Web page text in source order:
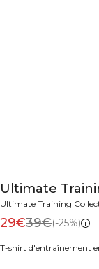
Ultimate
Ultimate Training
29€39€(-25%)
T-shirt d'entraînement